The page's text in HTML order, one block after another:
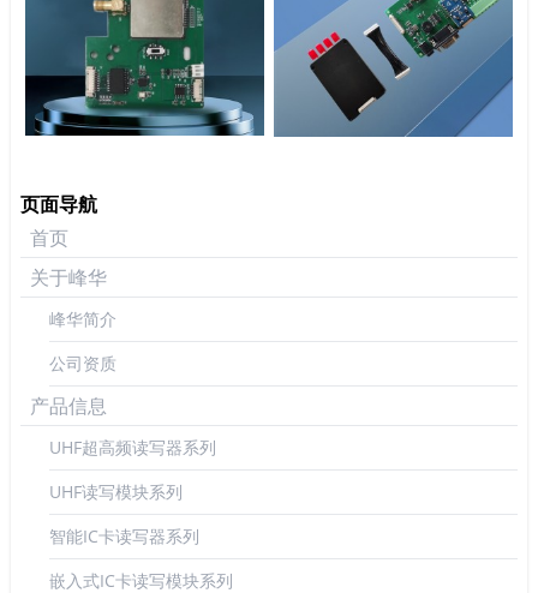
页面导航
首页
关于峰华
峰华简介
公司资质
产品信息
UHF超高频读写器系列
UHF读写模块系列
智能IC卡读写器系列
嵌入式IC卡读写模块系列